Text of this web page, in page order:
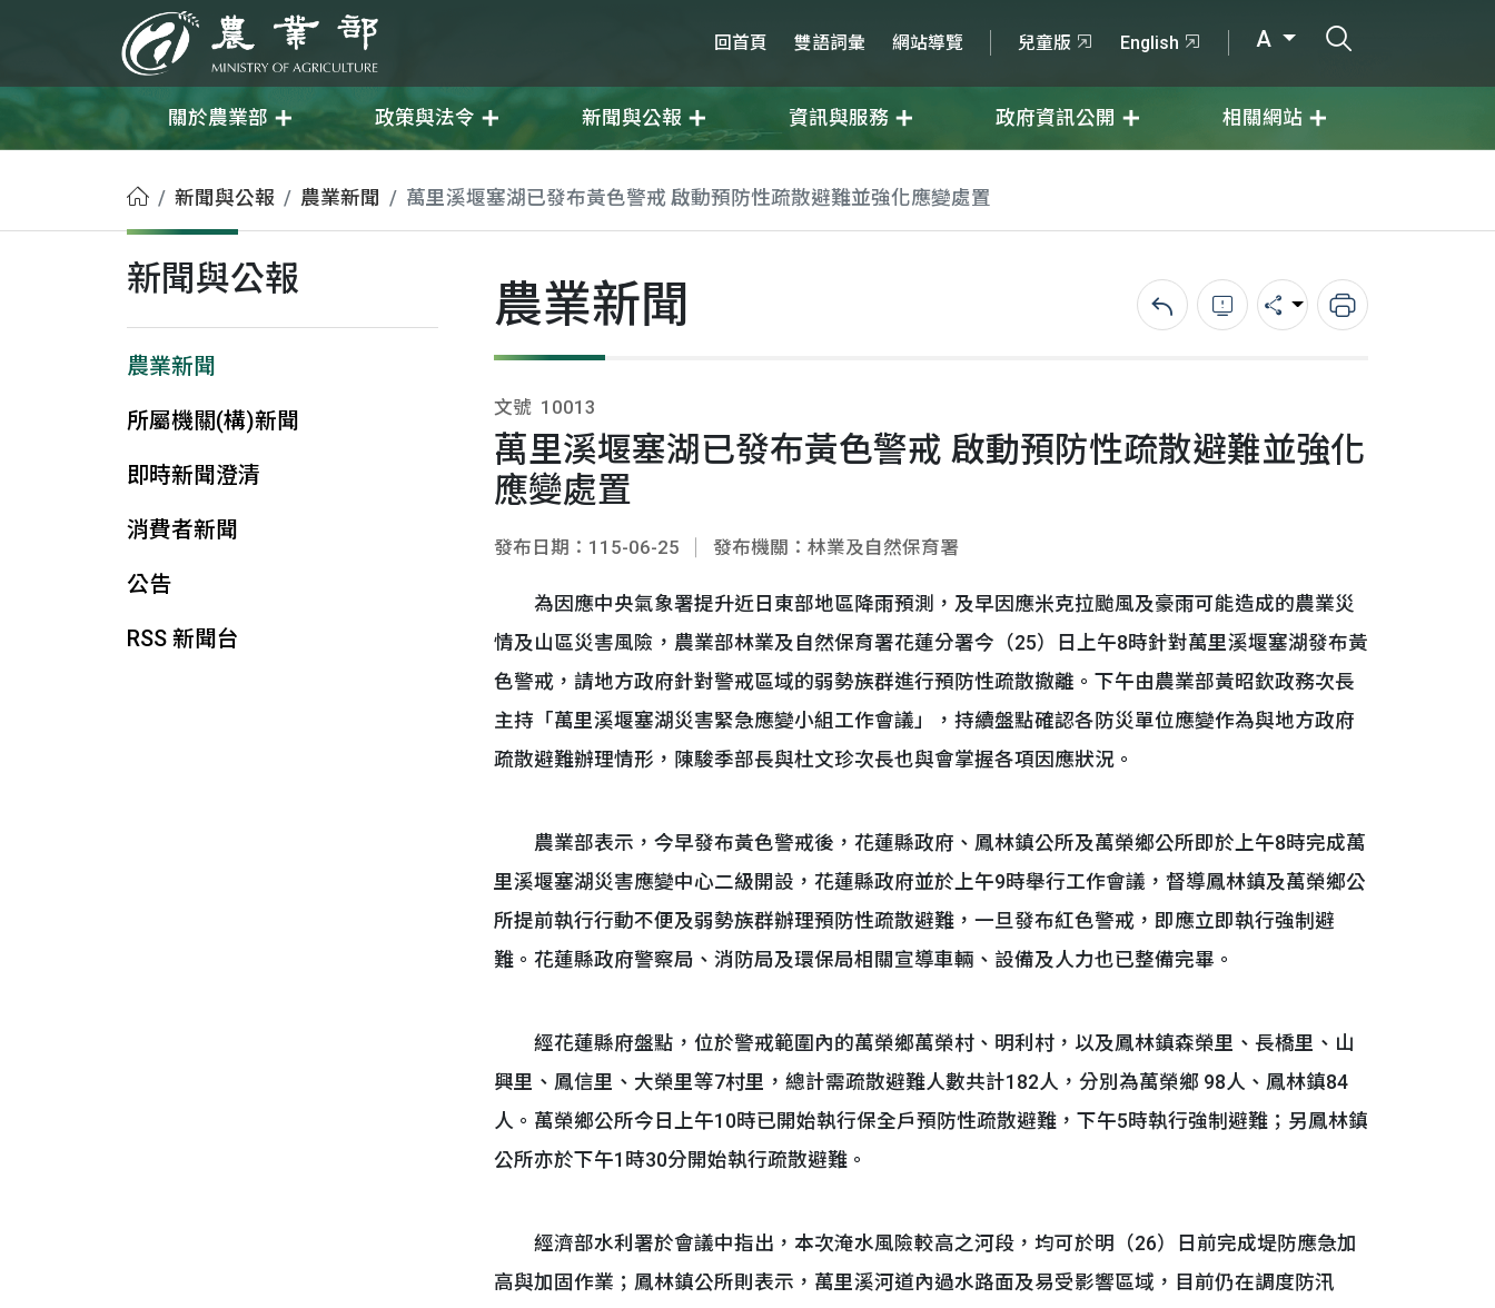
農業部 回首頁 雙語詞彙 網站導覽 兒童版 English A
關於農業部 政策與法令 新聞與公報 資訊與服務 政府資訊公開 相關網站
首頁新聞與公報 農業新聞 萬里溪堰塞湖已發布黃色警戒 啟動預防性疏散避難並強化應變處置
新聞與公報
農業新聞
所屬機關(構)新聞
即時新聞澄清
消費者新聞
公告
RSS 新聞台
農業新聞 回上一頁錯誤回報分享 列印
文號 10013
萬里溪堰塞湖已發布黃色警戒 啟動預防性疏散避難並強化
應變處置
發布日期：115-06-25 發布機關：林業及自然保育署
為因應中央氣象署提升近日東部地區降雨預測，及早因應米克拉颱風及豪雨可能造成的農業災
情及山區災害風險，農業部林業及自然保育署花蓮分署今（25）日上午8時針對萬里溪堰塞湖發布黃
色警戒，請地方政府針對警戒區域的弱勢族群進行預防性疏散撤離。下午由農業部黃昭欽政務次長
主持「萬里溪堰塞湖災害緊急應變小組工作會議」，持續盤點確認各防災單位應變作為與地方政府
疏散避難辦理情形，陳駿季部長與杜文珍次長也與會掌握各項因應狀況。
農業部表示，今早發布黃色警戒後，花蓮縣政府、鳳林鎮公所及萬榮鄉公所即於上午8時完成萬
里溪堰塞湖災害應變中心二級開設，花蓮縣政府並於上午9時舉行工作會議，督導鳳林鎮及萬榮鄉公
所提前執行行動不便及弱勢族群辦理預防性疏散避難，一旦發布紅色警戒，即應立即執行強制避
難。花蓮縣政府警察局、消防局及環保局相關宣導車輛、設備及人力也已整備完畢。
經花蓮縣府盤點，位於警戒範圍內的萬榮鄉萬榮村、明利村，以及鳳林鎮森榮里、長橋里、山
興里、鳳信里、大榮里等7村里，總計需疏散避難人數共計182人，分別為萬榮鄉 98人、鳳林鎮84
人。萬榮鄉公所今日上午10時已開始執行保全戶預防性疏散避難，下午5時執行強制避難；另鳳林鎮
公所亦於下午1時30分開始執行疏散避難。
經濟部水利署於會議中指出，本次淹水風險較高之河段，均可於明（26）日前完成堤防應急加
高與加固作業；鳳林鎮公所則表示，萬里溪河道內過水路面及易受影響區域，目前仍在調度防汛